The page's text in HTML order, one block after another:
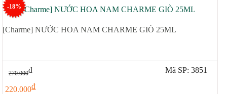
-18%
[Charme] NƯỚC HOA NAM CHARME GIÒ 25ML
270.000đ
220.000đ
Mã SP: 3851